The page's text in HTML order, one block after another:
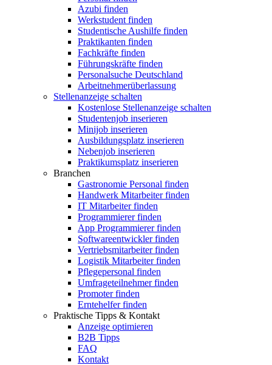
Azubi finden
Werkstudent finden
Studentische Aushilfe finden
Praktikanten finden
Fachkräfte finden
Führungskräfte finden
Personalsuche Deutschland
Arbeitnehmerüberlassung
Stellenanzeige schalten
Kostenlose Stellenanzeige schalten
Studentenjob inserieren
Minijob inserieren
Ausbildungsplatz inserieren
Nebenjob inserieren
Praktikumsplatz inserieren
Branchen
Gastronomie Personal finden
Handwerk Mitarbeiter finden
IT Mitarbeiter finden
Programmierer finden
App Programmierer finden
Softwareentwickler finden
Vertriebsmitarbeiter finden
Logistik Mitarbeiter finden
Pflegepersonal finden
Umfrageteilnehmer finden
Promoter finden
Erntehelfer finden
Praktische Tipps & Kontakt
Anzeige optimieren
B2B Tipps
FAQ
Kontakt